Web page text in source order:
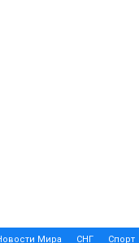
Мира СНГ Спорт